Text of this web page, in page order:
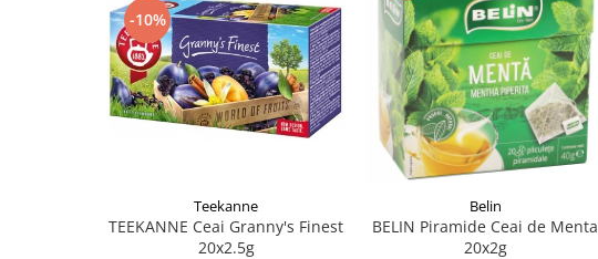
-10%
Teekanne
TEEKANNE Ceai Granny's Finest
20x2.5g
Belin
BELIN Piramide Ceai de Menta
20x2g